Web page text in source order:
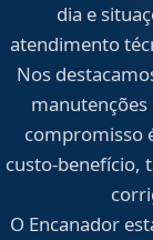
dia e
atendimento
Nos
manutenções
compromisso
custo-benefício,
O Encanador